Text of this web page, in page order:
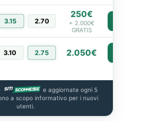
3.15 2.70
250€
+ 2.000€
GRATIS
3.10 2.75 2.050€
e aggiornate ogni 5
a scopo informativo per i nuovi
utenti.